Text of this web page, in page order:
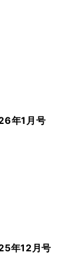
年1月号
年12月号